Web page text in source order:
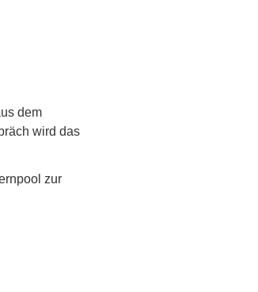
dem
wird das
zur